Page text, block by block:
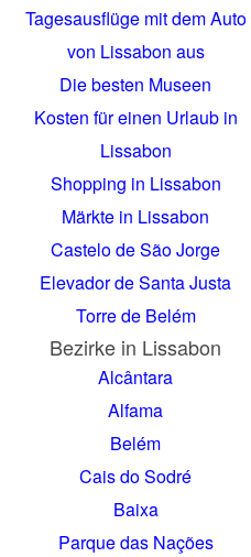
Tagesausflüge mit dem Auto
von Lissabon aus
Die besten Museen
Kosten für einen Urlaub in
Lissabon
Shopping in Lissabon
Märkte in Lissabon
Castelo de São Jorge
Elevador de Santa Justa
Torre de Belém
Bezirke in Lissabon
Alcântara
Alfama
Belém
Cais do Sodré
Baixa
Parque das Nações